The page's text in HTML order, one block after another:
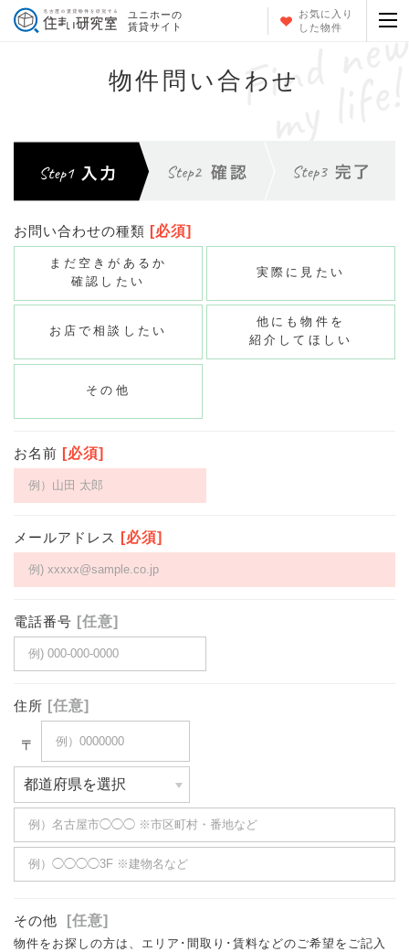
ユニホーの
賃貸サイト
お気に入り
した物件
物件問い合わせ
お問い合わせの種類 [必須]
まだ空きがあるか
確認したい
実際に見たい
お店で相談したい
他にも物件を
紹介してほしい
その他
お名前 [必須]
メールアドレス [必須]
電話番号 [任意]
住所 [任意]
〒
その他 [任意]
物件をお探しの方は、エリア･間取り･賃料などのご希望をご記入